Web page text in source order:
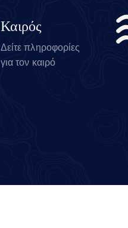
Καιρός
Δείτε πληροφορίες
για τον καιρό